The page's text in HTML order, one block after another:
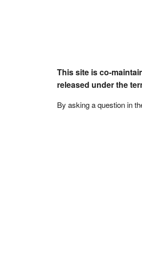
This site is co-
released under the
By asking a question in